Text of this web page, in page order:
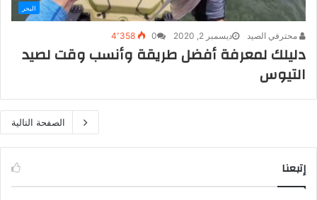
البحر
محترفي الصيد ديسمبر 2, 2020 0 4٬358
دليلك لمعرفة أفضل طريقة وأنسب وقت لصيد
التيوس
الصفحة التالية
إتبعنا